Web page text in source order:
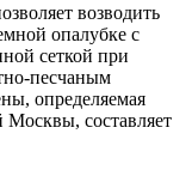
возводить
опалубке с
сеткой при
песчаным
определяемая
Москвы, составляет